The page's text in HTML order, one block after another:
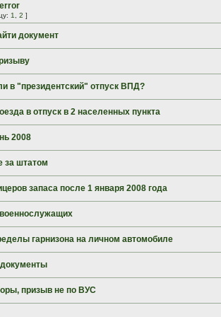
error
1 2 ]
документ
в "президентский" отпуск ВПД?
в отпуск в 2 населенных пункта
2008
за штатом
запаса после 1 января 2008 года
гарнизона на личном автомобиле
призыв не по ВУС